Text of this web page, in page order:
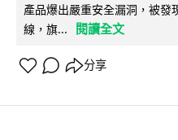
產品爆出嚴重安全漏洞，被
線，旗...
閱讀全文
分享